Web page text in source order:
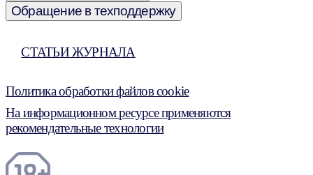
Обращение в техподдержку
СТАТЬИ ЖУРНАЛА
Политика обработки файлов cookie
На информационном ресурсе применяются
рекомендательные технологии